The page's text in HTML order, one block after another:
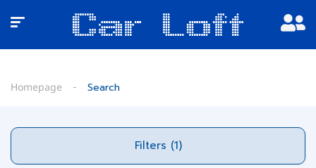
Homepage Search
Filters (1)